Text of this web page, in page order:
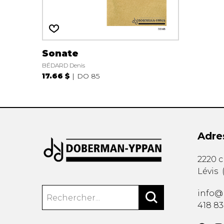
Sonate
BÉDARD Denis
17.66 $ DO 85
2220
Lévis (
418